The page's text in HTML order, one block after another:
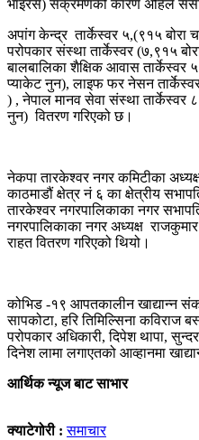
भाइरस) संक्रमणको कारण अहिले
अपांग केन्द्र तार्केस्वर ५,(९१५
परोपकार संस्था तार्केस्वर (७,९१५
बालबालिका शैक्षिक आवास
प्याकेट नुन), लाइफ फर नेसन
) , नेपाल मानव सेवा संस्था तार्केस्वर
नुन) वितरण गरिएको छ।
नेकपा तारकेश्वर नगर कमिटीका
काठमाडौं क्षेत्र नं ६ का क्षेत्रीय
तारकेश्वर नगरपालिकाका नगर
नगरपालिकाका नगर अध्यक्ष
राहत वितरण गरिएको थियो।
कोभिड -१९ आपतकालीन खाद्यान्न
सापकोटा, हरि तिमिल्सिना कविराज
परोपकार अधिकारी, दिपेश थापा,
दिनेश लामा लगाएतको आव्हानमा
आर्थिक न्यूज बाट साभार
क्याटेगोरी :समाचार